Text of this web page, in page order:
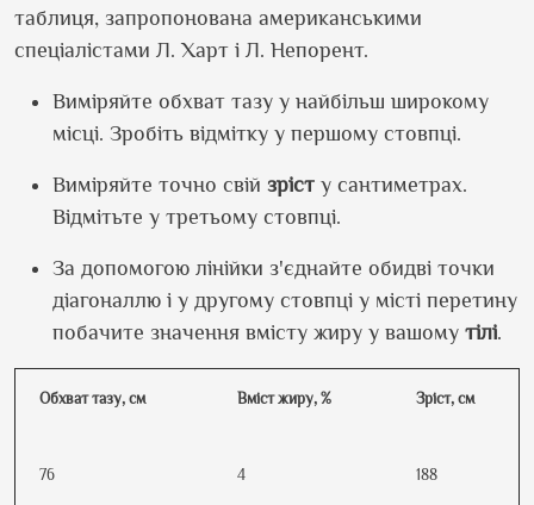
таблиця, запропонована американськими
спеціалістами Л. Харт і Л. Непорент.
Виміряйте обхват тазу у найбільш широкому
місці. Зробіть відмітку у першому стовпці.
Виміряйте точно свій зріст у сантиметрах.
Відмітьте у третьому стовпці.
За допомогою лінійки з'єднайте обидві точки
діагоналлю і у другому стовпці у місті перетину
побачите значення вмісту жиру у вашому тілі.
Обхват тазу, см Вміст жиру, % Зріст, см
76 4 188